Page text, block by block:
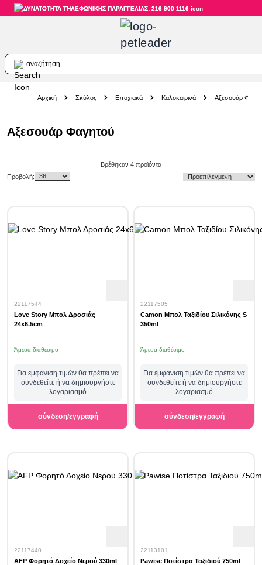
ΔΥΝΑΤΟΤΗΤΑ ΤΗΛΕΦΩΝΙΚΗΣ ΠΑΡΑΓΓΕΛΙΑΣ: 216 900 1116
Skip to Content
αναζήτηση
Αρχική Σκύλος Εποχιακά Καλοκαιρινά Αξεσουάρ
Skip to product list
Αξεσουάρ Φαγητού
Βρέθηκαν 4 προϊόντα
Προβολή:
22117544
Love Story Μπολ Δροσιάς
24x6.5cm
Άμεσα διαθέσιμο
Για εμφάνιση τιμών θα πρέπει να
συνδεθείτε ή να δημιουργήστε
λογαριασμό
σύνδεση/εγγραφή
22117505
Camon Μπολ Ταξιδίου Σιλικόνης S
350ml
Άμεσα διαθέσιμο
Για εμφάνιση τιμών θα πρέπει να
συνδεθείτε ή να δημιουργήστε
λογαριασμό
σύνδεση/εγγραφή
22117440
AFP Φορητό Δοχείο Νερού 330ml
22113101
Pawise Ποτίστρα Ταξιδιού 750ml